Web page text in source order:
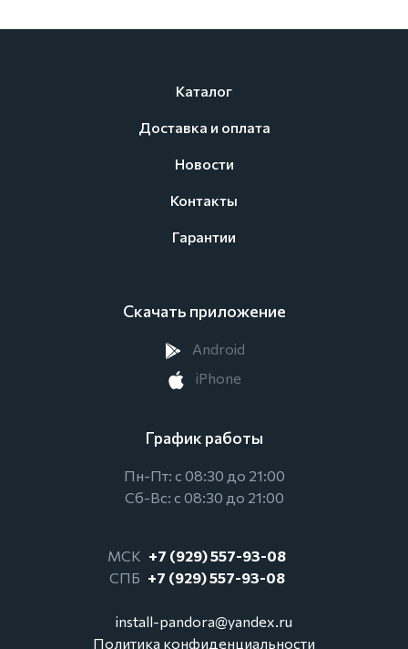
Каталог
Доставка и оплата
Новости
Контакты
Гарантии
Скачать приложение
Android
iPhone
График работы
Пн-Пт: с 08:30 до 21:00
Сб-Вс: с 08:30 до 21:00
МСК +7 (929) 557-93-08
СПБ +7 (929) 557-93-08
install-pandora@yandex.ru
Политика конфиденциальности